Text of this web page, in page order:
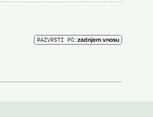
RAZVRSTI PO:zadnjem vnosu